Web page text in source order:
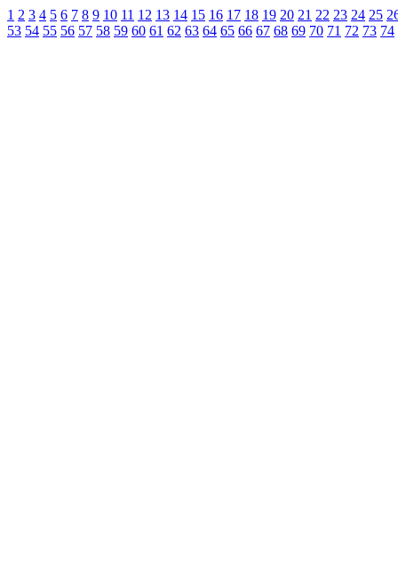
1 2 3 4 5 6 7 8 9 10 11 12 13 14 15 16 17 18 19 20 21 22 23 24 25
53 54 55 56 57 58 59 60 61 62 63 64 65 66 67 68 69 70 71 72 73 74